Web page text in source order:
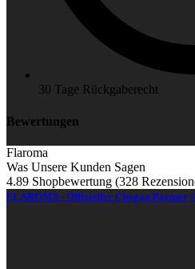
30 Tage Rückgaberecht
Bewertungen
Flaroma
Was Unsere Kunden Sagen
4.89 Shopbewertung (328
FLAROMA - Offizieller Chogan Partner